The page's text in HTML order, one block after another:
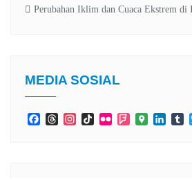
Perubahan Iklim dan Cuaca Ekstrem di
MEDIA SOSIAL
FacebookThreadsInstagramTikTokFlickr Foursquare
Google